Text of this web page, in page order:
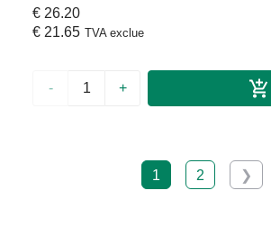
€ 26.20
€ 21.65 TVA exclue
- +
1 2 ❯